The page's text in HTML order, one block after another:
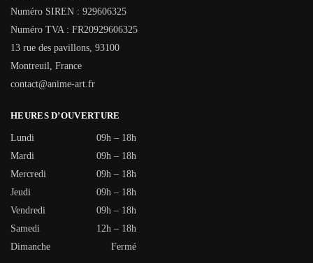
Numéro SIREN : 929606325
Numéro TVA : FR20929606325
13 rue des pavillons, 93100
Montreuil, France
contact@anime-art.fr
HEURES D’OUVERTURE
Lundi
09h – 18h
Mardi
09h – 18h
Mercredi
09h – 18h
Jeudi
09h – 18h
Vendredi
09h – 18h
Samedi
12h – 18h
Dimanche
Fermé